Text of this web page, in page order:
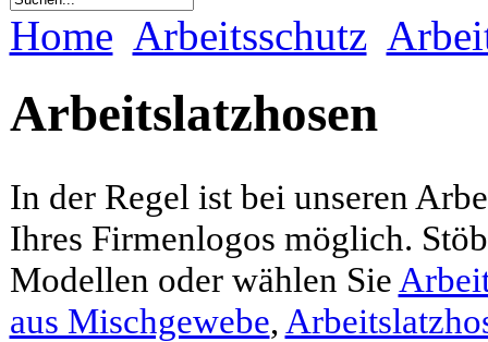
Home Arbeitsschutz
Arbeitslatzhosen
In der Regel ist bei unseren
Ihres Firmenlogos möglich.
Modellen oder wählen Sie
aus Mischgewebe,